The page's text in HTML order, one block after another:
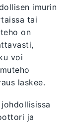
imurin
tai
on
voi
laskee.
ja